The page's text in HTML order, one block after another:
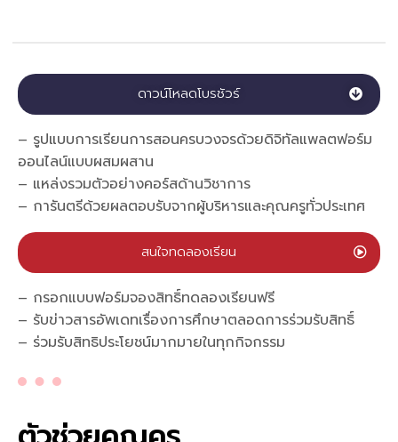
ดาวน์โหลดโบรชัวร์
– รูปแบบการเรียนการสอนครบวงจรด้วยดิจิทัลแพลตฟอร์ม
ออนไลน์แบบผสมผสาน
– แหล่งรวมตัวอย่างคอร์สด้านวิชาการ
– การันตรีด้วยผลตอบรับจากผู้บริหารและคุณครูทั่วประเทศ
สนใจทดลองเรียน
– กรอกแบบฟอร์มจองสิทธิ์ทดลองเรียนฟรี
– รับข่าวสารอัพเดทเรื่องการศึกษาตลอดการร่วมรับสิทธิ์
– ร่วมรับสิทธิประโยชน์มากมายในทุกกิจกรรม